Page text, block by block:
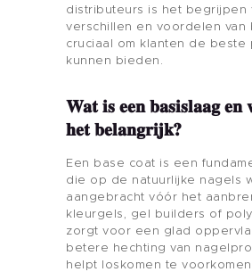
distributeurs is het begrijpen
verschillen en voordelen van
cruciaal om klanten de beste
kunnen bieden.
Wat is een basislaag en
het belangrijk?
Een base coat is een
die op de natuurlijke nagels
aangebracht vóór het
kleurgels, gel builders of
zorgt voor een glad
betere hechting van
helpt loskomen te